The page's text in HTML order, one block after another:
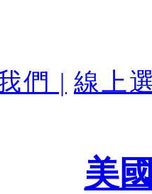
們 | 線上
美